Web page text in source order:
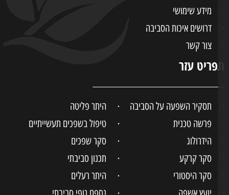
מידע שימושי
דרושים איכות הסביבה
צור קשר
עזר
תסקיר השפעה על הסביבה
היתר פליטה
פרשה טכנית
טיפול בשפכים תעשייתיים
הידרולוג
סקר שפכים
סקר קרקע
תכנון סביבתי
סקר היסטורי
היתר רעלים